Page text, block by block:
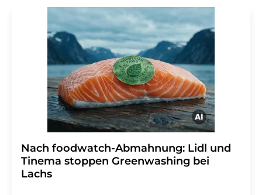
Str. 2, 12489 Berlin oder per E-Mail unter
widerruf@lumitos.commit Wirkung für die Zukunft
widerrufen. Zudem ist in jeder E-Mail ein Link zur
Abbestellung des entsprechenden Newsletters
enthalten.
Nach foodwatch-Abmahnung: Lidl und
Tinema stoppen Greenwashing bei
Lachs